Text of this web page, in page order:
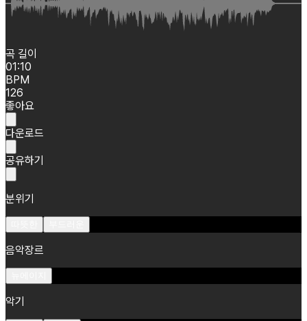
곡 길이
01:10
BPM
126
좋아요
다운로드
공유하기
분위기
음악장르
악기